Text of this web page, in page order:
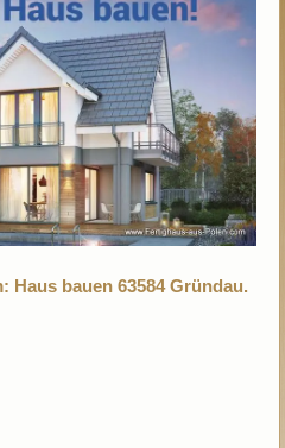
Haus bauen 63584 Gründau.